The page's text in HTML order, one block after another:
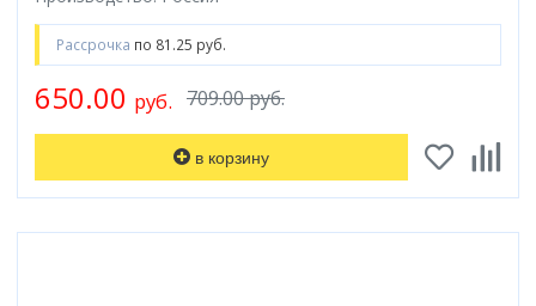
Рассрочка по 81.25 руб.
709.00 руб.
650.00 руб.
в корзину